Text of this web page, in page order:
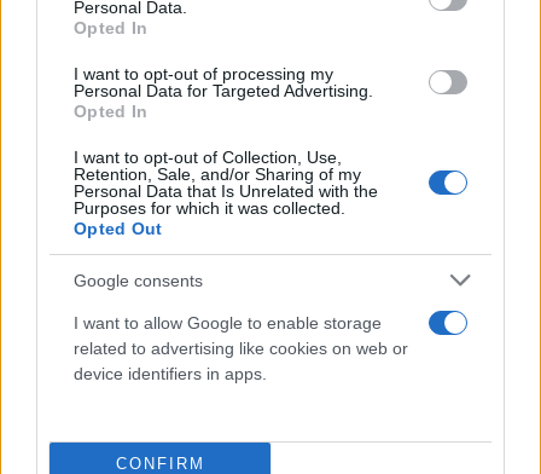
Personal Data.
Opted In
I want to opt-out of processing my
Personal Data for Targeted Advertising.
Opted In
I want to opt-out of Collection, Use,
Retention, Sale, and/or Sharing of my
Personal Data that Is Unrelated with the
Purposes for which it was collected.
Opted Out
Google consents
I want to allow Google to enable storage
related to advertising like cookies on web or
device identifiers in apps.
CONFIRM
FLASH FOCUS